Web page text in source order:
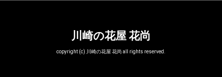
川崎の花屋 花尚
copyright (c) 川崎の花屋 花尚 all rights reserved.